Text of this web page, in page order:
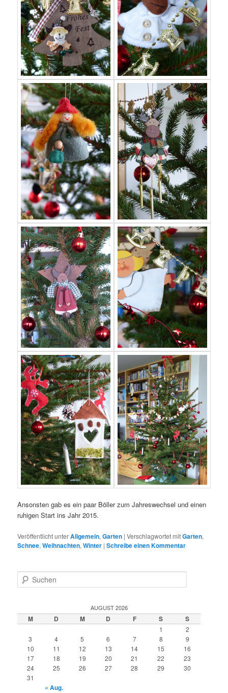
Ansonsten gab es ein paar Böller zum Jahreswechsel und einen
ruhigen Start ins Jahr 2015.
Veröffentlicht unterAllgemein,Garten |Verschlagwortet mitGarten,
Schnee,Weihnachten,Winter |Schreibe einen Kommentar
u
e
n
AUGUST 2026
M D M D F S S
1
2
3
4 5 6 7 8
9
10
11 12 13 14 15
16
17
18 19 20 21 22
23
24
25 26 27 28 29
30
31
« Aug.